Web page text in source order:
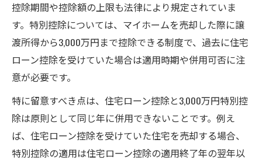
控除期間や控除額の上限も法律により規定されていま
す。特別控除については、マイホームを売却した際に譲
渡所得から3,000万円まで控除できる制度で、過去に住宅
ローン控除を受けていた場合は適用時期や併用可否に注
意が必要です。
特に留意すべき点は、住宅ローン控除と3,000万円特別控
除は原則として同じ年に併用できないことです。例え
ば、住宅ローン控除を受けていた住宅を売却する場合、
特別控除の適用は住宅ローン控除の適用終了年の翌年以